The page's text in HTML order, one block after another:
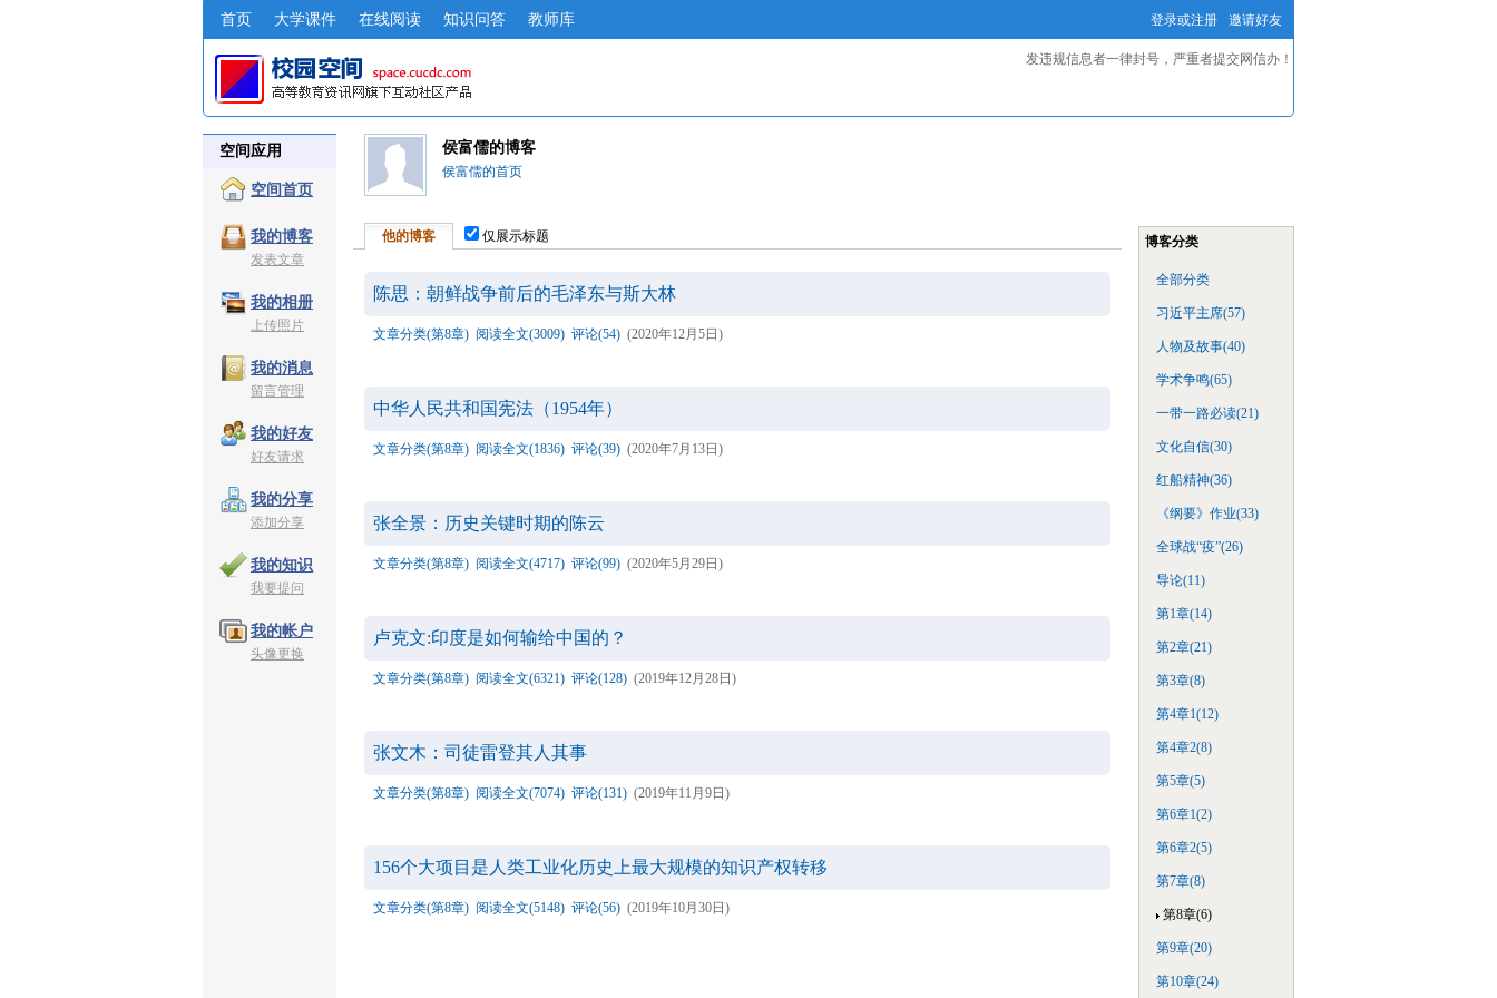
登录或注册 邀请好友
首页 大学课件 在线阅读 知识问答 教师库
发违规信息者一律封号，严重者提交网信办！
空间应用
空间首页
我的博客
发表文章
我的相册
上传照片
我的消息
留言管理
我的好友
好友请求
我的分享
添加分享
我的知识
我要提问
我的帐户
头像更换
侯富儒的博客
侯富儒的首页
他的博客 仅展示标题
陈思：朝鲜战争前后的毛泽东与斯大林
文章分类(第8章) 阅读全文(3009) 评论(54) (2020年12月5日)
中华人民共和国宪法（1954年）
文章分类(第8章) 阅读全文(1836) 评论(39) (2020年7月13日)
张全景：历史关键时期的陈云
文章分类(第8章) 阅读全文(4717) 评论(99) (2020年5月29日)
卢克文:印度是如何输给中国的？
文章分类(第8章) 阅读全文(6321) 评论(128) (2019年12月28日)
张文木：司徒雷登其人其事
文章分类(第8章) 阅读全文(7074) 评论(131) (2019年11月9日)
156个大项目是人类工业化历史上最大规模的知识产权转移
文章分类(第8章) 阅读全文(5148) 评论(56) (2019年10月30日)
博客分类
全部分类
习近平主席(57)
人物及故事(40)
学术争鸣(65)
一带一路必读(21)
文化自信(30)
红船精神(36)
《纲要》作业(33)
全球战“疫”(26)
导论(11)
第1章(14)
第2章(21)
第3章(8)
第4章1(12)
第4章2(8)
第5章(5)
第6章1(2)
第6章2(5)
第7章(8)
第8章(6)
第9章(20)
第10章(24)